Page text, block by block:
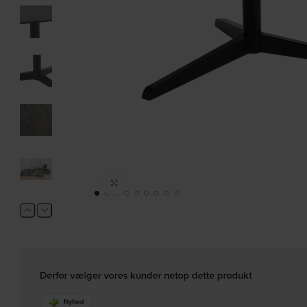
Derfor vælger vores kunder netop dette produkt
Nyhed